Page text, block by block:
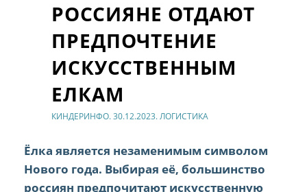
РОССИЯНЕ ОТДАЮТ
ПРЕДПОЧТЕНИЕ
ИСКУССТВЕННЫМ
ЕЛКАМ
КИНДЕРИНФО. 30.12.2023. ЛОГИСТИКА
Ёлка является незаменимым символом
Нового года. Выбирая её, большинство
россиян предпочитают искусственную